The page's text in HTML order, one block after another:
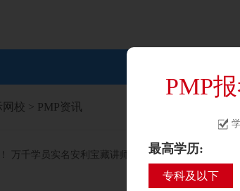
PMP
最高学历:
专科及以下
网校 > PMP资讯
万千学员实名安利宝藏讲师高老师|光环国际第八版精